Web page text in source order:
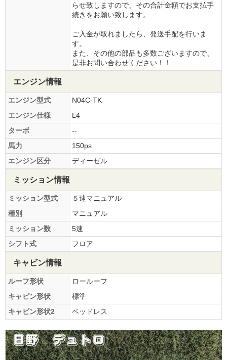
らせ致しますので、その合計金額でお支払手
続きをお願い致します。
ご入金が取れましたら、発送手配を行いま
す。
また、その他の部品も多数ございますので、
是非お問い合わせください！！
エンジン情報
エンジン型式
N04C-TK
エンジン仕様
L4
ターボ
--
馬力
150ps
エンジン区分
ディーゼル
ミッション情報
ミッション型式
５速マニュアル
種別
マニュアル
ミッション数
5速
シフト式
フロア
キャビン情報
ルーフ形状
ロールーフ
キャビン形状
標準
キャビン形状2
ベッドレス